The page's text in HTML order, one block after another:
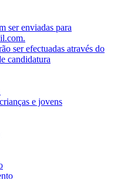
ser enviadas para
ser efectuadas através do
candidatura
e jovens